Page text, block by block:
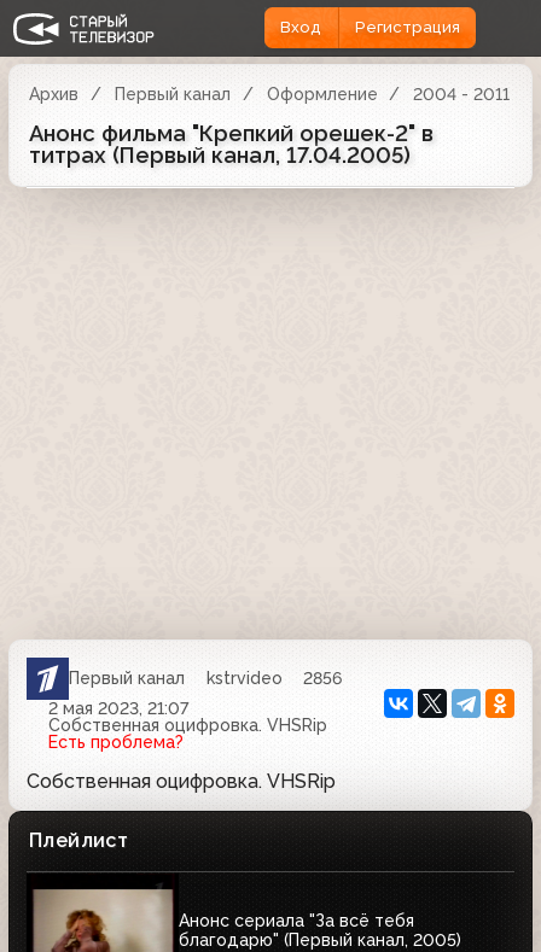
Вход Регистрация
Архив Первый канал Оформление 2004 - 2011
Анонс фильма "Крепкий орешек-2" в
титрах (Первый канал, 17.04.2005)
Первый канал kstrvideo
2856
2 мая 2023, 21:07
Собственная оцифровка. VHSRip
Есть проблема?
Собственная оцифровка. VHSRip
Плейлист
Анонс сериала "За всё тебя
благодарю" (Первый канал, 2005)